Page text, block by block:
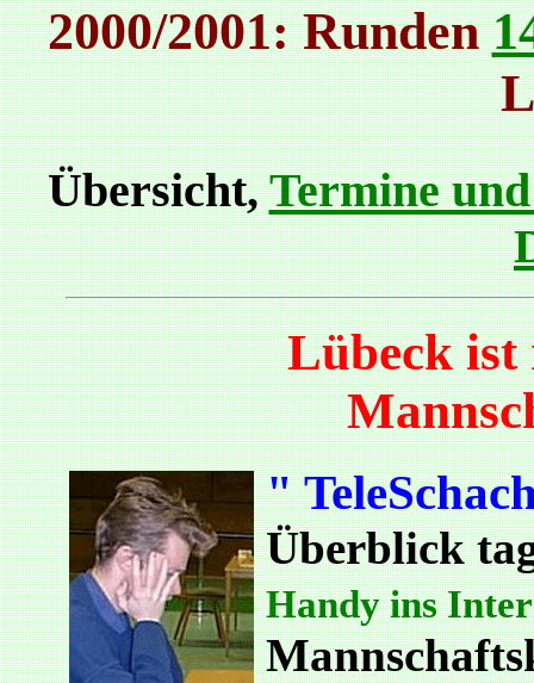
2000/2001: Runden
Übersicht,Termine
Lübeck ist
"
Überblick
Handy ins